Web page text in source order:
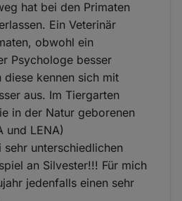
hat bei den Primaten
Ein Veterinär
obwohl ein
Psychologe besser
diese kennen sich mit
aus. Im Tiergarten
in der Natur geborenen
und LENA)
unterschiedlichen
an Silvester!!! Für mich
jedenfalls einen sehr